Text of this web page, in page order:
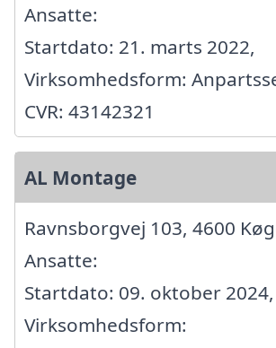
Ansatte:
Startdato: 21. marts 2022,
Virksomhedsform:
CVR: 43142321
AL Montage
Ravnsborgvej 103, 4600
Ansatte:
Startdato: 09. oktober 2024,
Virksomhedsform: